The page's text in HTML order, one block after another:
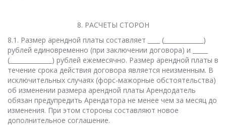
8. РАСЧЕТЫ СТОРОН
8.1. Размер арендной платы составляет ____ (_____________)
рублей единовременно (при заключении договора) и _____
(______________) рублей ежемесячно. Размер арендной платы в
течение срока действия договора является неизменным. В
исключительных случаях (форс-мажорные обстоятельства)
об изменении размера арендной платы Арендодатель
обязан предупредить Арендатора не менее чем за месяц до
изменения. При этом стороны составляют новое
дополнительное соглашение.